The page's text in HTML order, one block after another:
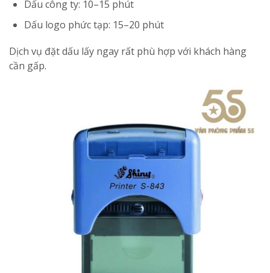
Dấu công ty: 10–15 phút
Dấu logo phức tạp: 15–20 phút
Dịch vụ đặt dấu lấy ngay rất phù hợp với khách hàng
cần gấp.